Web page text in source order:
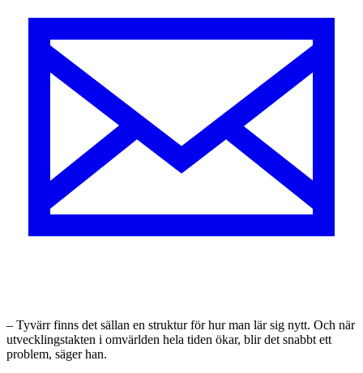
– Tyvärr finns det sällan en struktur för hur man lär sig nytt. Och när
utvecklingstakten i omvärlden hela tiden ökar, blir det snabbt ett
problem, säger han.